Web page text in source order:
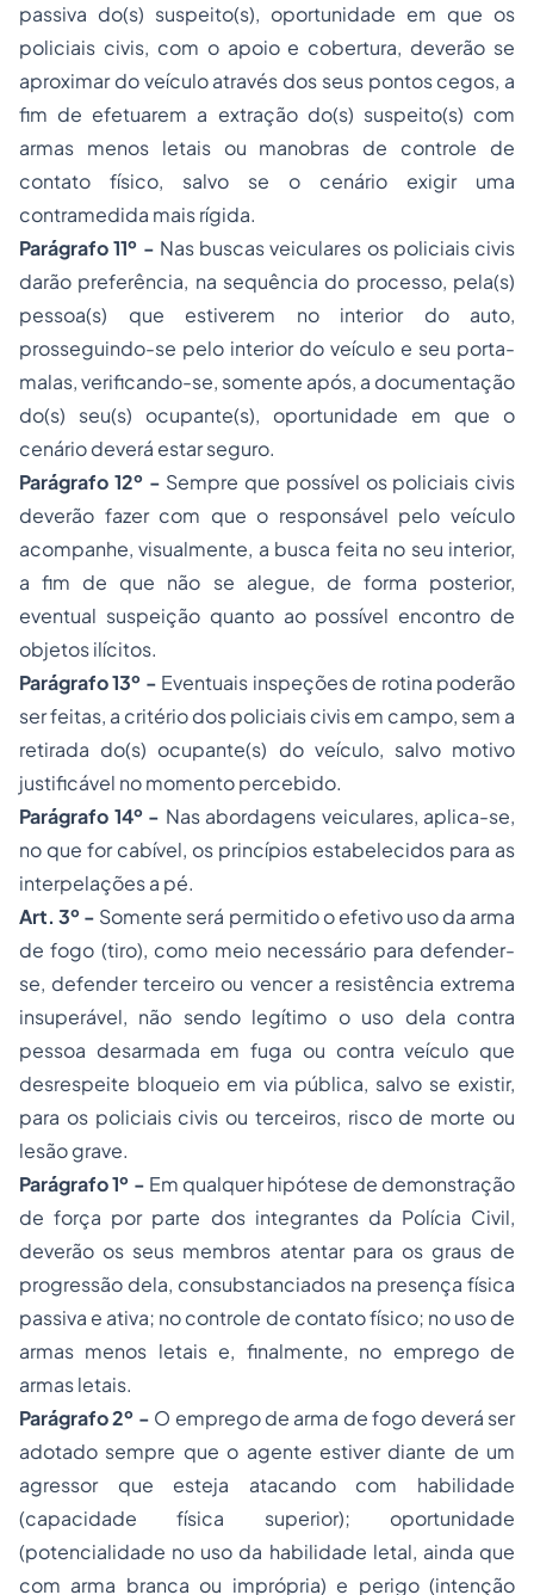
passiva do(s) suspeito(s), oportunidade em que os
policiais civis, com o apoio e cobertura, deverão se
aproximar do veículo através dos seus pontos cegos, a
fim de efetuarem a extração do(s) suspeito(s) com
armas menos letais ou manobras de controle de
contato físico, salvo se o cenário exigir uma
contramedida mais rígida.
Parágrafo 11º - Nas buscas veiculares os policiais civis
darão preferência, na sequência do processo, pela(s)
pessoa(s) que estiverem no interior do auto,
prosseguindo-se pelo interior do veículo e seu porta-
malas, verificando-se, somente após, a documentação
do(s) seu(s) ocupante(s), oportunidade em que o
cenário deverá estar seguro.
Parágrafo 12º - Sempre que possível os policiais civis
deverão fazer com que o responsável pelo veículo
acompanhe, visualmente, a busca feita no seu interior,
a fim de que não se alegue, de forma posterior,
eventual suspeição quanto ao possível encontro de
objetos ilícitos.
Parágrafo 13º - Eventuais inspeções de rotina poderão
ser feitas, a critério dos policiais civis em campo, sem a
retirada do(s) ocupante(s) do veículo, salvo motivo
justificável no momento percebido.
Parágrafo 14º - Nas abordagens veiculares, aplica-se,
no que for cabível, os princípios estabelecidos para as
interpelações a pé.
Art. 3º - Somente será permitido o efetivo uso da arma
de fogo (tiro), como meio necessário para defender-
se, defender terceiro ou vencer a resistência extrema
insuperável, não sendo legítimo o uso dela contra
pessoa desarmada em fuga ou contra veículo que
desrespeite bloqueio em via pública, salvo se existir,
para os policiais civis ou terceiros, risco de morte ou
lesão grave.
Parágrafo 1º - Em qualquer hipótese de demonstração
de força por parte dos integrantes da Polícia Civil,
deverão os seus membros atentar para os graus de
progressão dela, consubstanciados na presença física
passiva e ativa; no controle de contato físico; no uso de
armas menos letais e, finalmente, no emprego de
armas letais.
Parágrafo 2º - O emprego de arma de fogo deverá ser
adotado sempre que o agente estiver diante de um
agressor que esteja atacando com habilidade
(capacidade física superior); oportunidade
(potencialidade no uso da habilidade letal, ainda que
com arma branca ou imprópria) e perigo (intenção